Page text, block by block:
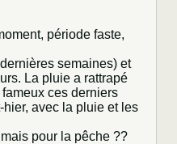
période faste,
semaines) et
La pluie a rattrapé
fameux ces derniers
avec la pluie et les
pour la pêche ??